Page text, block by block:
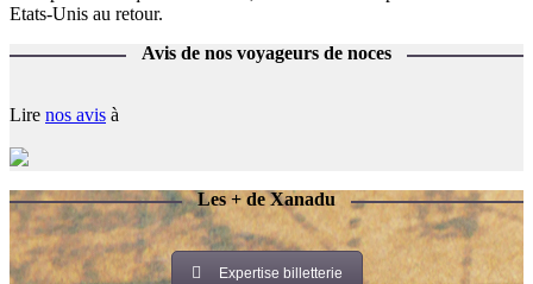
Etats-Unis au retour.
Avis de nos voyageurs de noces
Lire nos avis à
Les + de Xanadu
Expertise billetterie